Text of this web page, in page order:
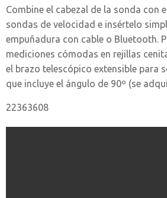
Combine el cabezal de la sonda con
sondas de velocidad e insértelo
empuñadura con cable o Bluetooth.
mediciones cómodas en rejillas
el brazo telescópico extensible para
que incluye el ángulo de 90º (se
22363608